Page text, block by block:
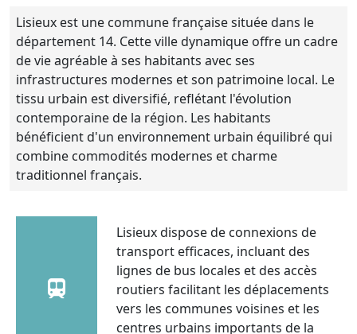
Lisieux est une commune française située dans le
département 14. Cette ville dynamique offre un cadre
de vie agréable à ses habitants avec ses
infrastructures modernes et son patrimoine local. Le
tissu urbain est diversifié, reflétant l'évolution
contemporaine de la région. Les habitants
bénéficient d'un environnement urbain équilibré qui
combine commodités modernes et charme
traditionnel français.
Lisieux dispose de connexions de
transport efficaces, incluant des
lignes de bus locales et des accès
routiers facilitant les déplacements
vers les communes voisines et les
centres urbains importants de la